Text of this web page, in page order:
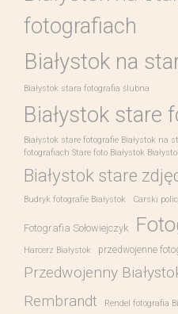
fotografiach
Białystok na
Białystok stara fotografia ślubna
Białystok stare
Białystok stare fotografie Białystok na
fotografiach Stare foto Białystok
Białystok stare
Budryk fotografie Białystok Carski
Fotografia Sołowiejczyk
Harcerz Białystok przedwojenne
Przedwojenny
Rembrandt Rendel fotografia